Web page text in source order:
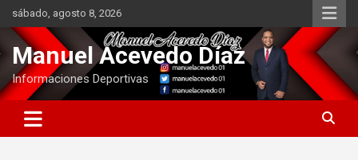
Saltar
contenido
sábado, agosto 8, 2026
Manuel Acevedo Díaz
Informaciones Deportivas